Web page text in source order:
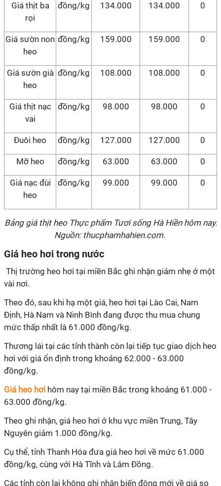
Giá thịt ba
rọi
đồng/kg 134.000 134.000 0
Giá sườn non
heo
đồng/kg 159.000 159.000 0
Giá sườn già
heo
đồng/kg 108.000 108.000 0
Giá thịt nạc
vai
đồng/kg 98.000 98.000 0
Đuôi heo đồng/kg 127.000 127.000 0
Mỡ heo đồng/kg 63.000 63.000 0
Giá nạc đùi
heo
đồng/kg 99.000 99.000 0
Bảng giá thịt heo Thực phẩm Tươi sống Hà Hiền hôm nay.
Nguồn: thucphamhahien.com.
Giá heo hơi trong nước
Thị trường heo hơi tại miền Bắc ghi nhận giảm nhẹ ở một
vài nơi.
Theo đó, sau khi hạ một giá, heo hơi tại Lào Cai, Nam
Định, Hà Nam và Ninh Bình đang được thu mua chung
mức thấp nhất là 61.000 đồng/kg.
Thương lái tại các tỉnh thành còn lại tiếp tục giao dịch heo
hơi với giá ổn định trong khoảng 62.000 - 63.000
đồng/kg.
Giá heo hơi hôm nay tại miền Bắc trong khoảng 61.000 -
63.000 đồng/kg.
Theo ghi nhận, giá heo hơi ở khu vực miền Trung, Tây
Nguyên giảm 1.000 đồng/kg.
Cụ thể, tỉnh Thanh Hóa đưa giá heo hơi về mức 61.000
đồng/kg, cùng với Hà Tĩnh và Lâm Đồng.
Các tỉnh còn lại không ghi nhận biến động mới về giá so